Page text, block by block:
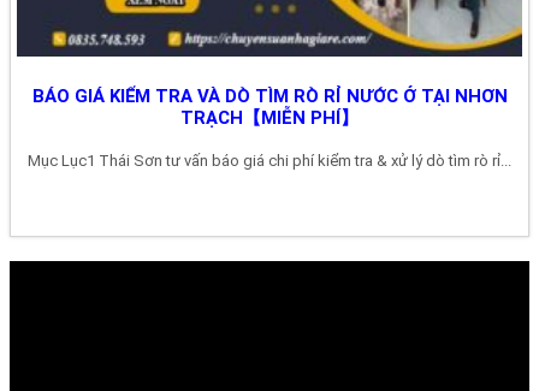
BÁO GIÁ KIỂM TRA VÀ DÒ TÌM RÒ RỈ NƯỚC Ở TẠI NHƠN
TRẠCH【MIỄN PHÍ】
Mục Lục1 Thái Sơn tư vấn báo giá chi phí kiểm tra & xử lý dò tìm rò rỉ...